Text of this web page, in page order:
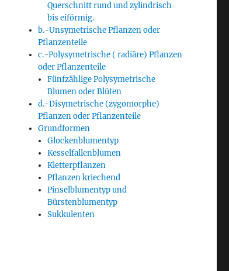
Querschnitt rund und zylindrisch
bis eiförmig.
b.-Unsymetrische Pflanzen oder
Pflanzenteile
c.-Polysymetrische ( radiäre) Pflanzen
oder Pflanzenteile
Fünfzählige Polysymetrische
Blumen oder Blüten
d.-Disymetrische (zygomorphe)
Pflanzen oder Pflanzenteile
Grundformen
Glockenblumentyp
Kesselfallenblumen
Kletterpflanzen
Pflanzen kriechend
Pinselblumentyp und
Bürstenblumentyp
Sukkulenten